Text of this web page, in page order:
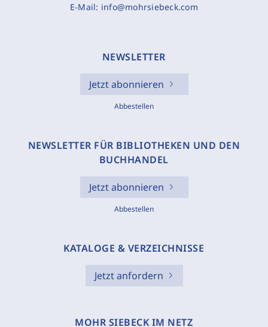
E-Mail: info@mohrsiebeck.com
NEWSLETTER
Jetzt abonnieren
Abbestellen
NEWSLETTER FÜR BIBLIOTHEKEN UND DEN
BUCHHANDEL
Jetzt abonnieren
Abbestellen
KATALOGE & VERZEICHNISSE
Jetzt anfordern
MOHR SIEBECK IM NETZ